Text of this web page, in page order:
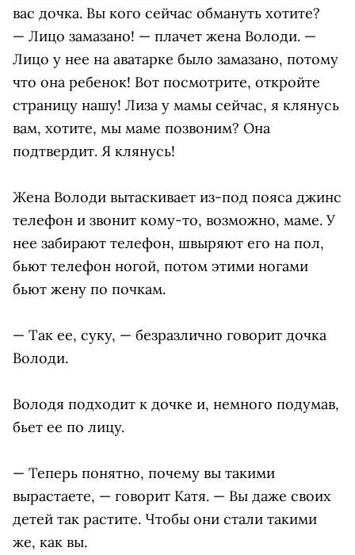
вас дочка. Вы кого сейчас обмануть хотите?
— Лицо замазано! — плачет жена Володи. —
Лицо у нее на аватарке было замазано, потому
что она ребенок! Вот посмотрите, откройте
страницу нашу! Лиза у мамы сейчас, я клянусь
вам, хотите, мы маме позвоним? Она
подтвердит. Я клянусь!
Жена Володи вытаскивает из-под пояса джинс
телефон и звонит кому-то, возможно, маме. У
нее забирают телефон, швыряют его на пол,
бьют телефон ногой, потом этими ногами
бьют жену по почкам.
— Так ее, суку, — безразлично говорит дочка
Володи.
Володя подходит к дочке и, немного подумав,
бьет ее по лицу.
— Теперь понятно, почему вы такими
вырастаете, — говорит Катя. — Вы даже своих
детей так растите. Чтобы они стали такими
же, как вы.